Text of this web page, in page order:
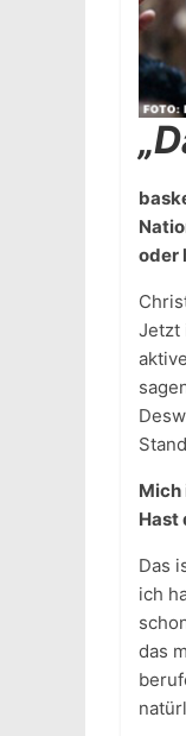
oder
Jetzt
Mich
Hast
Das
ich
das